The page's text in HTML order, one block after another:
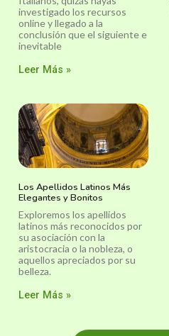
investigado los recursos
online y llegado a la
conclusión que el siguiente e
inevitable
Leer Más »
Los Apellidos Latinos Más
Elegantes y Bonitos
Exploremos los apellidos
latinos más reconocidos por
su asociación con la
aristocracia o la nobleza, o
aquellos apreciados por su
belleza.
Leer Más »